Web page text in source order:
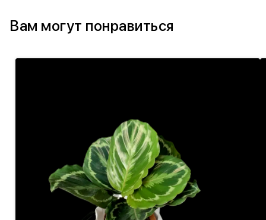
Вам могут понравиться